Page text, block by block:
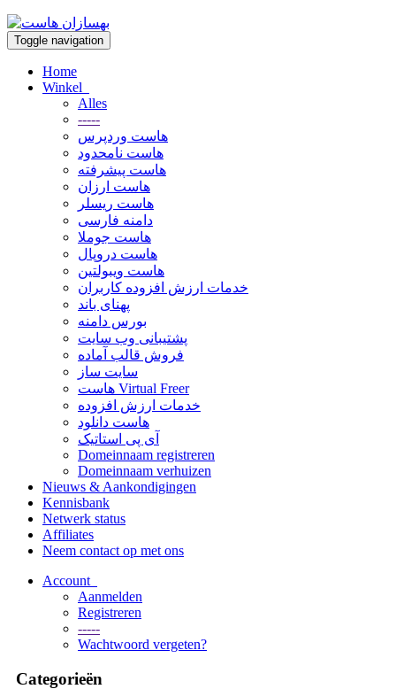
Toggle navigation
Home
Winkel
Alles
-----
هاست وردپرس
هاست نامحدود
هاست پیشرفته
هاست ارزان
هاست ریسلر
دامنه فارسی
هاست جوملا
هاست دروپال
هاست ویبولتین
خدمات ارزش افزوده کاربران
پهنای باند
بورس دامنه
پشتیبانی وب سایت
فروش قالب آماده
سایت ساز
هاست Virtual Freer
خدمات ارزش افزوده
هاست دانلود
آی پی استاتیک
Domeinnaam registreren
Domeinnaam verhuizen
Nieuws & Aankondigingen
Kennisbank
Netwerk status
Affiliates
Neem contact op met ons
Account
Aanmelden
Registreren
-----
Wachtwoord vergeten?
Categorieën